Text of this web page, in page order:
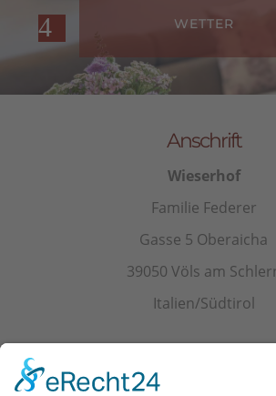
WETTER
Anschrift
Wieserhof
Familie Federer
Gasse 5 Oberaicha
39050 Völs am
Italien/Südtirol
Tel.+ Fax: